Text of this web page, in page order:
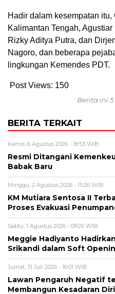
Hadir dalam kesempatan itu,
Kalimantan Tengah,
Rizky Aditya Putra, dan
Nagoro, dan beberapa
lingkungan Kemendes PDT.
Post Views: 150
Berita ini
BERITA TERKAIT
Kamis, 6 Agustus 2026 - 18:53 WIB
Resmi Ditangani
Babak Baru
Minggu, 2 Agustus 2026 - 15:26 WIB
KM Mutiara Sentosa II
Proses Evakuasi
Sabtu, 1 Agustus 2026 - 09:20 WIB
Meggie Hadiyanto
Srikandi dalam Soft
Jumat, 31 Juli 2026 - 16:01 WIB
Lawan Pengaruh Negatif
Membangun Kesadaran Diri